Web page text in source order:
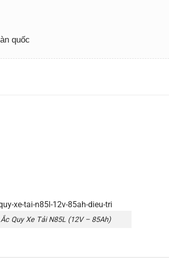
quốc
Ắc Quy Xe Tải N85L (12V – 85Ah)